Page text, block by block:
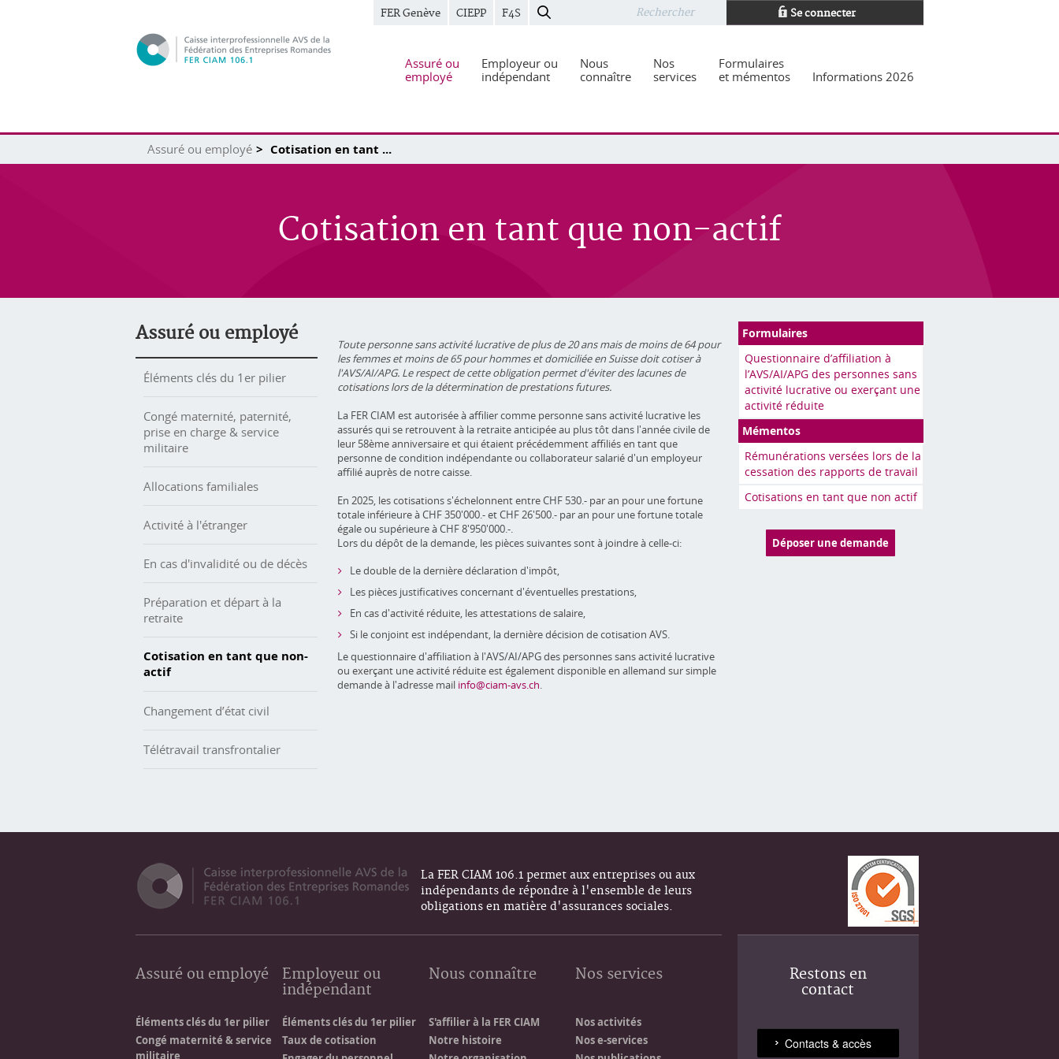
Se connecter
FER Genève CIEPP F4S
Assuré ou
employé
Employeur ou
indépendant
Nous
connaître
Nos
services
Formulaires
et mémentos
Informations 2026
Assuré ou employé Cotisation en tant ...
Cotisation en tant que non-actif
Assuré ou employé
Éléments clés du 1er pilier
Congé maternité, paternité,
prise en charge & service
militaire
Allocations familiales
Activité à l'étranger
En cas d'invalidité ou de décès
Préparation et départ à la
retraite
Cotisation en tant que non-
actif
Changement d’état civil
Télétravail transfrontalier
Toute personne sans activité lucrative de plus de 20 ans mais de moins de 64 pour
les femmes et moins de 65 pour hommes et domiciliée en Suisse doit cotiser à
l'AVS/AI/APG. Le respect de cette obligation permet d'éviter des lacunes de
cotisations lors de la détermination de prestations futures.
La FER CIAM est autorisée à affilier comme personne sans activité lucrative les
assurés qui se retrouvent à la retraite anticipée au plus tôt dans l'année civile de
leur 58ème anniversaire et qui étaient précédemment affiliés en tant que
personne de condition indépendante ou collaborateur salarié d'un employeur
affilié auprès de notre caisse.
En 2025, les cotisations s'échelonnent entre CHF 530.- par an pour une fortune
totale inférieure à CHF 350'000.- et CHF 26'500.- par an pour une fortune totale
égale ou supérieure à CHF 8'950'000.-.
Lors du dépôt de la demande, les pièces suivantes sont à joindre à celle-ci:
Le double de la dernière déclaration d'impôt,
Les pièces justificatives concernant d'éventuelles prestations,
En cas d'activité réduite, les attestations de salaire,
Si le conjoint est indépendant, la dernière décision de cotisation AVS.
Le questionnaire d'affiliation à l'AVS/AI/APG des personnes sans activité lucrative
ou exerçant une activité réduite est également disponible en allemand sur simple
demande à l'adresse mail info@ciam-avs.ch.
Formulaires
Questionnaire d’affiliation à
l’AVS/AI/APG des personnes sans
activité lucrative ou exerçant une
activité réduite
Mémentos
Rémunérations versées lors de la
cessation des rapports de travail
Cotisations en tant que non actif
Déposer une demande
La FER CIAM 106.1 permet aux entreprises ou aux
indépendants de répondre à l'ensemble de leurs
obligations en matière d'assurances sociales.
Assuré ou employé
Éléments clés du 1er pilier
Congé maternité & service
militaire
Employeur ou
indépendant
Éléments clés du 1er pilier
Taux de cotisation
Nous connaître
S'affilier à la FER CIAM
Notre histoire
Nos services
Nos activités
Nos e-services
Restons en
contact